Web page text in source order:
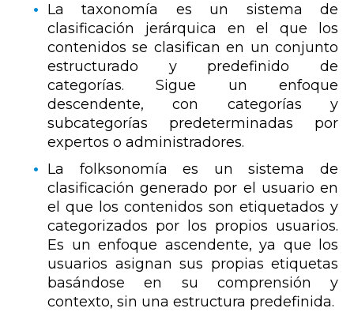
La taxonomía es un sistema de
clasificación jerárquica en el que los
contenidos se clasifican en un conjunto
estructurado y predefinido de
categorías. Sigue un enfoque
descendente, con categorías y
subcategorías predeterminadas por
expertos o administradores.
La folksonomía es un sistema de
clasificación generado por el usuario en
el que los contenidos son etiquetados y
categorizados por los propios usuarios.
Es un enfoque ascendente, ya que los
usuarios asignan sus propias etiquetas
basándose en su comprensión y
contexto, sin una estructura predefinida.